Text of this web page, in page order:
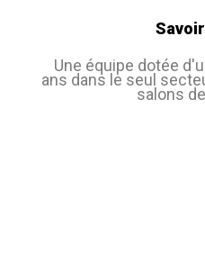
Une équipe dotée
ans dans le seul
salons